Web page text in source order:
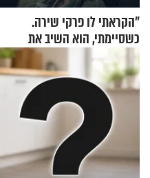
"הקראתי לו פרקי שירה.
כשסיימתי, הוא השיב את
נשמתו לבורא"